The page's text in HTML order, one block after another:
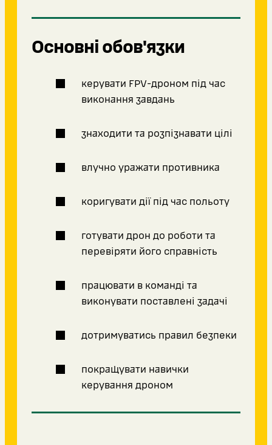
Основні обов'язки
керувати FPV-дроном під час
виконання завдань
знаходити та розпізнавати цілі
влучно уражати противника
коригувати дії під час польоту
готувати дрон до роботи та
перевіряти його справність
працювати в команді та
виконувати поставлені задачі
дотримуватись правил безпеки
покращувати навички
керування дроном